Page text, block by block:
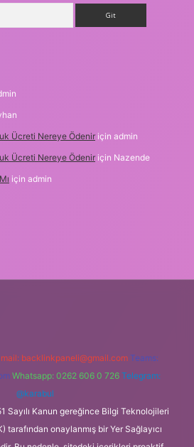
Ücreti Nereye Ödenir için admin
Ücreti Nereye Ödenir için Nazende
için admin
backlinkpaneli@gmail.com Teams:
Whatsapp: 0262 606 0 726 Telegram:
@karabul
Sayılı Kanun gereğince Bilgi Teknolojileri
tarafından onaylanmış bir Yer Sağlayıcı